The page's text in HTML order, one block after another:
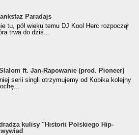
nagrodą za
Album Roku
Paradajs
tu, pół wieku temu DJ Kool Herc rozpoczął
trwa do dziś...
Rapowanie (prod. Pioneer)
ft. Jan-Rapowanie (prod. Pioneer)
serii singli otrzymujemy od Kobika kolejny
"Historii Polskiego Hip-
kulisy "Historii Polskiego Hip-